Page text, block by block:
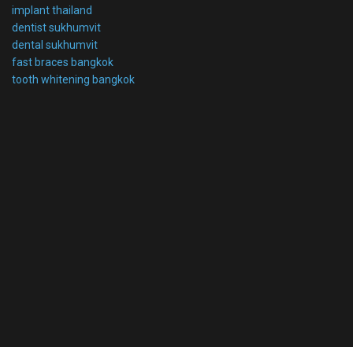
implant thailand
dentist sukhumvit
dental sukhumvit
fast braces bangkok
tooth whitening bangkok